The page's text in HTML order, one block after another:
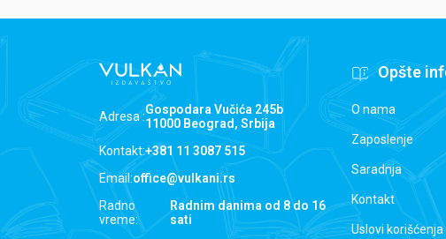
Adresa :Gospodara Vučića 245b
11000 Beograd, Srbija
Kontakt:+381 11 3087 515
Email:office@vulkani.rs
Radno
vreme:
Radnim danima od 8 do 16
sati
Opšte
O nama
Zaposlenje
Saradnja
Kontakt
Uslovi korišćenja